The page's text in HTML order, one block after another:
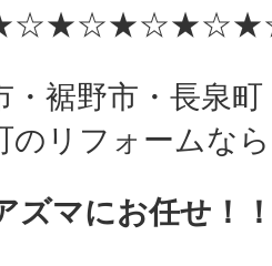
・裾野市・長泉
のリフォームな
ズマにお任せ！